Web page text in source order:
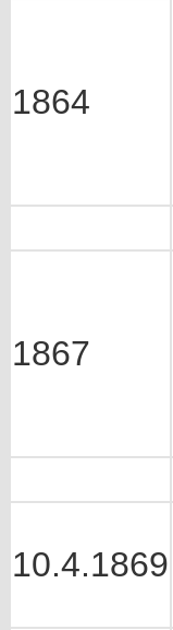
1864
1867
10.4.1869